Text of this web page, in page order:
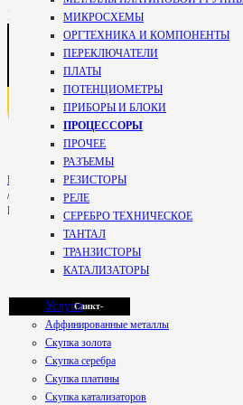
Кириши
Мурманск
Петрозаводск
Псков
Санкт-
Петербург
МИКРОСХЕМЫ
ОРГТЕХНИКА И КОМПОНЕНТЫ
ПЕРЕКЛЮЧАТЕЛИ
ПЛАТЫ
ПОТЕНЦИОМЕТРЫ
ПРИБОРЫ И БЛОКИ
ПРОЦЕССОРЫ
ПРОЧЕЕ
РАЗЪЕМЫ
РЕЗИСТОРЫ
РЕЛЕ
СЕРЕБРО ТЕХНИЧЕСКОЕ
ТАНТАЛ
ТРАНЗИСТОРЫ
КАТАЛИЗАТОРЫ
Услуги
Аффинированные металлы
Скупка золота
Скупка серебра
Скупка платины
Скупка катализаторов
Главная
/
ПРОЦЕССОРЫ